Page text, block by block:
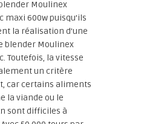
Moulinex
maxi 600w puisqu’ils
la réalisation d’une
blender Moulinex
Toutefois, la vitesse
un critère
car certains aliments
la viande ou le
sont difficiles à